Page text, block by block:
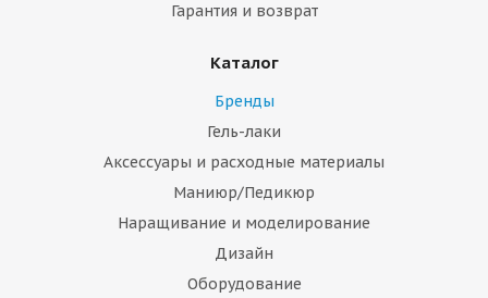
Гарантия и возврат
Каталог
Бренды
Гель-лаки
Аксессуары и расходные материалы
Маниюр/Педикюр
Наращивание и моделирование
Дизайн
Оборудование